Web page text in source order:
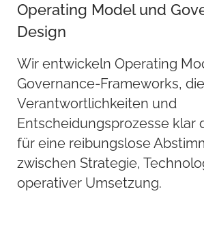
Operating Model und
Design
Wir entwickeln Operating
Governance-Frameworks,
Verantwortlichkeiten und
Entscheidungsprozesse klar
für eine reibungslose
zwischen Strategie,
operativer Umsetzung.